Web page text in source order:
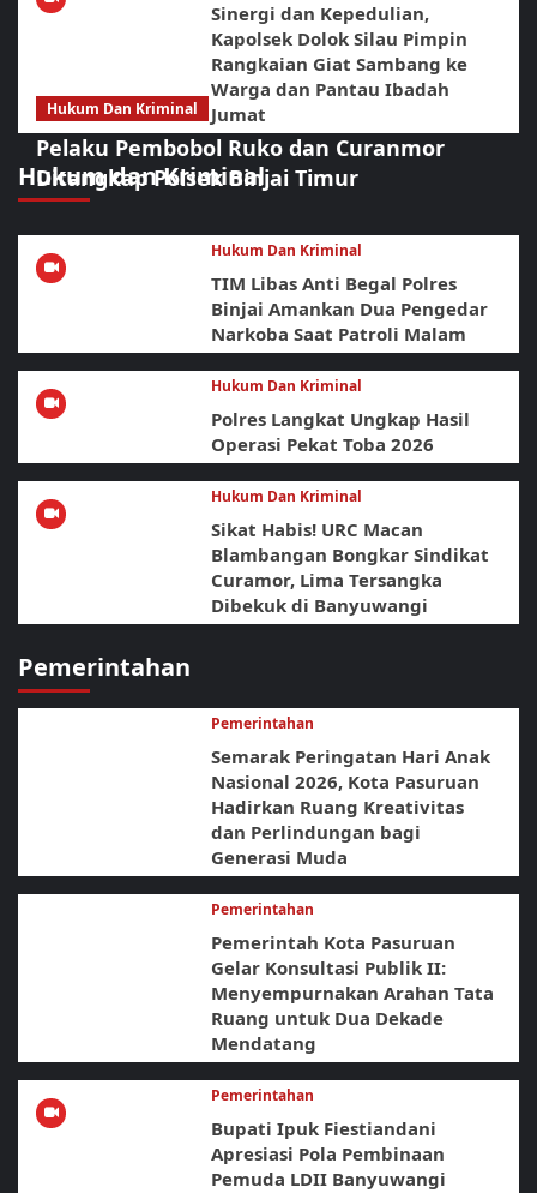
Sinergi dan Kepedulian,
Kapolsek Dolok Silau Pimpin
Rangkaian Giat Sambang ke
Warga dan Pantau Ibadah
Jumat
Hukum dan Kriminal
Hukum Dan Kriminal
Pelaku Pembobol Ruko dan Curanmor
Ditangkap Polsek Binjai Timur
Hukum Dan Kriminal
TIM Libas Anti Begal Polres
Binjai Amankan Dua Pengedar
Narkoba Saat Patroli Malam
Hukum Dan Kriminal
Polres Langkat Ungkap Hasil
Operasi Pekat Toba 2026
Hukum Dan Kriminal
Sikat Habis! URC Macan
Blambangan Bongkar Sindikat
Curamor, Lima Tersangka
Dibekuk di Banyuwangi
Pemerintahan
Pemerintahan
Semarak Peringatan Hari Anak
Nasional 2026, Kota Pasuruan
Hadirkan Ruang Kreativitas
dan Perlindungan bagi
Generasi Muda
Pemerintahan
Pemerintah Kota Pasuruan
Gelar Konsultasi Publik II:
Menyempurnakan Arahan Tata
Ruang untuk Dua Dekade
Mendatang
Pemerintahan
Bupati Ipuk Fiestiandani
Apresiasi Pola Pembinaan
Pemuda LDII Banyuwangi